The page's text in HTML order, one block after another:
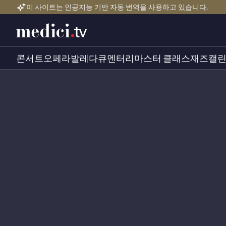
이 사이트는 인공지능 기반 자동 번역을 사용하고 있습니다.
콘서트 오페라발레다큐멘터리마스터 클래스재즈캘